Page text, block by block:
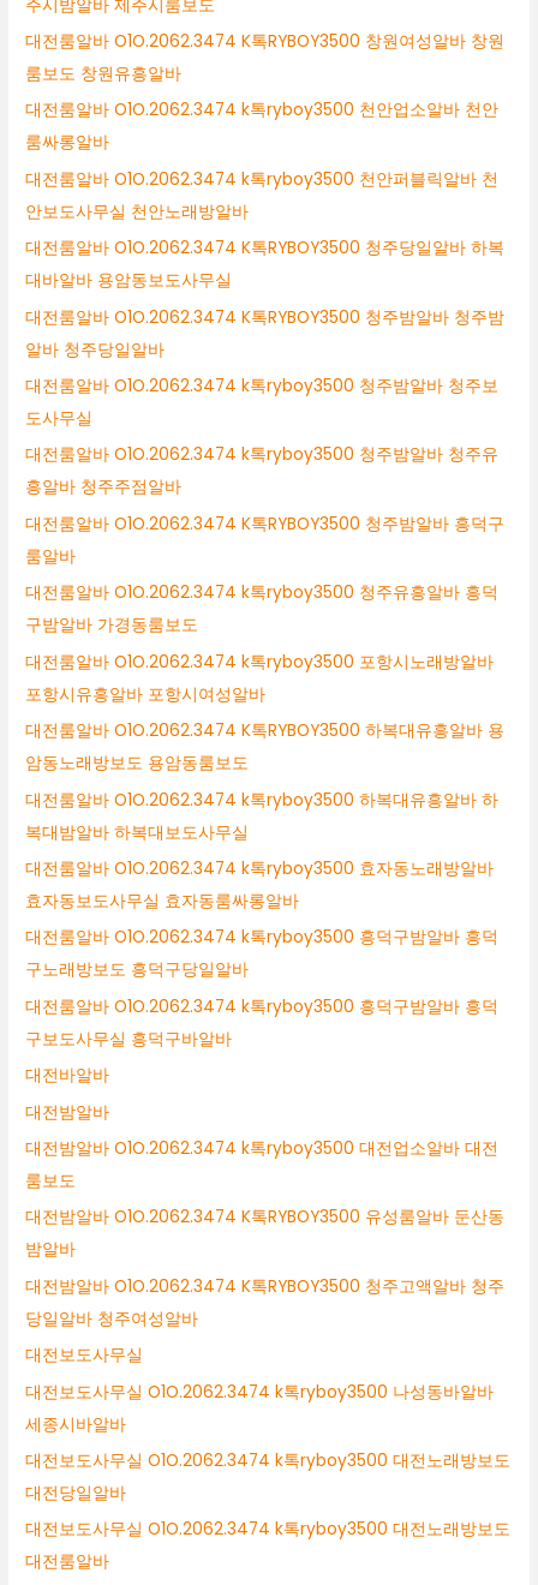
주시밤알바 제주시룸보도
대전룸알바 O1O.2062.3474 K톡RYBOY3500 창원여성알바 창원
룸보도 창원유흥알바
대전룸알바 O1O.2062.3474 k톡ryboy3500 천안업소알바 천안
룸싸롱알바
대전룸알바 O1O.2062.3474 k톡ryboy3500 천안퍼블릭알바 천
안보도사무실 천안노래방알바
대전룸알바 O1O.2062.3474 K톡RYBOY3500 청주당일알바 하복
대바알바 용암동보도사무실
대전룸알바 O1O.2062.3474 K톡RYBOY3500 청주밤알바 청주밤
알바 청주당일알바
대전룸알바 O1O.2062.3474 k톡ryboy3500 청주밤알바 청주보
도사무실
대전룸알바 O1O.2062.3474 k톡ryboy3500 청주밤알바 청주유
흥알바 청주주점알바
대전룸알바 O1O.2062.3474 K톡RYBOY3500 청주밤알바 흥덕구
룸알바
대전룸알바 O1O.2062.3474 k톡ryboy3500 청주유흥알바 흥덕
구밤알바 가경동룸보도
대전룸알바 O1O.2062.3474 k톡ryboy3500 포항시노래방알바
포항시유흥알바 포항시여성알바
대전룸알바 O1O.2062.3474 K톡RYBOY3500 하복대유흥알바 용
암동노래방보도 용암동룸보도
대전룸알바 O1O.2062.3474 k톡ryboy3500 하복대유흥알바 하
복대밤알바 하복대보도사무실
대전룸알바 O1O.2062.3474 k톡ryboy3500 효자동노래방알바
효자동보도사무실 효자동룸싸롱알바
대전룸알바 O1O.2062.3474 k톡ryboy3500 흥덕구밤알바 흥덕
구노래방보도 흥덕구당일알바
대전룸알바 O1O.2062.3474 k톡ryboy3500 흥덕구밤알바 흥덕
구보도사무실 흥덕구바알바
대전바알바
대전밤알바
대전밤알바 O1O.2062.3474 k톡ryboy3500 대전업소알바 대전
룸보도
대전밤알바 O1O.2062.3474 K톡RYBOY3500 유성룸알바 둔산동
밤알바
대전밤알바 O1O.2062.3474 K톡RYBOY3500 청주고액알바 청주
당일알바 청주여성알바
대전보도사무실
대전보도사무실 O1O.2062.3474 k톡ryboy3500 나성동바알바
세종시바알바
대전보도사무실 O1O.2062.3474 k톡ryboy3500 대전노래방보도
대전당일알바
대전보도사무실 O1O.2062.3474 k톡ryboy3500 대전노래방보도
대전룸알바